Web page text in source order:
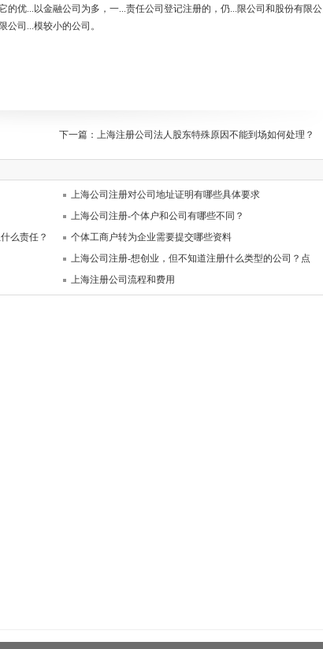
的优...以金融公司为多，一...责任公司登记注册的，仍...限公司和股份有限公
公司...模较小的公司。
下一篇： 上海注册公司法人股东特殊原因不能到场如何处理？
上海公司注册对公司地址证明有哪些具体要求
上海公司注册-个体户和公司有哪些不同？
么责任？
个体工商户转为企业需要提交哪些资料
上海公司注册-想创业，但不知道注册什么类型的公司？点
上海注册公司流程和费用